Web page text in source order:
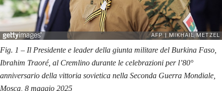
Fig. 1 – Il Presidente e leader della giunta militare del Burkina Faso,
Ibrahim Traoré, al Cremlino durante le celebrazioni per l’80°
anniversario della vittoria sovietica nella Seconda Guerra Mondiale,
Mosca, 8 maggio 2025